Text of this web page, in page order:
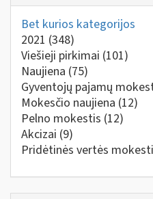
Bet kurios kategorijos
2021 (348)
Viešieji pirkimai (101)
Naujiena (75)
Gyventojų pajamų
Mokesčio naujiena (12)
Pelno mokestis (12)
Akcizai (9)
Pridėtinės vertės